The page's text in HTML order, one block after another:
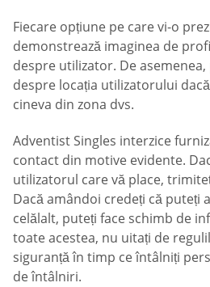
Fiecare opțiune pe care vi-o
demonstrează imaginea de
despre utilizator. De
despre locația utilizatorului
cineva din zona dvs.
Adventist Singles interzice
contact din motive evidente.
utilizatorul care vă place,
Dacă amândoi credeți că puteți
celălalt, puteți face schimb de
toate acestea, nu uitați de
siguranță în timp ce întâlniți
de întâlniri.